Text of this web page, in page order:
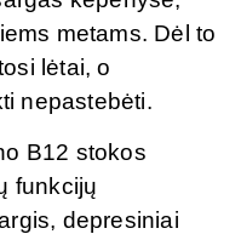
metams. Dėl to
lėtai, o
nepastebėti.
B12 stokos
funkcijų
depresiniai